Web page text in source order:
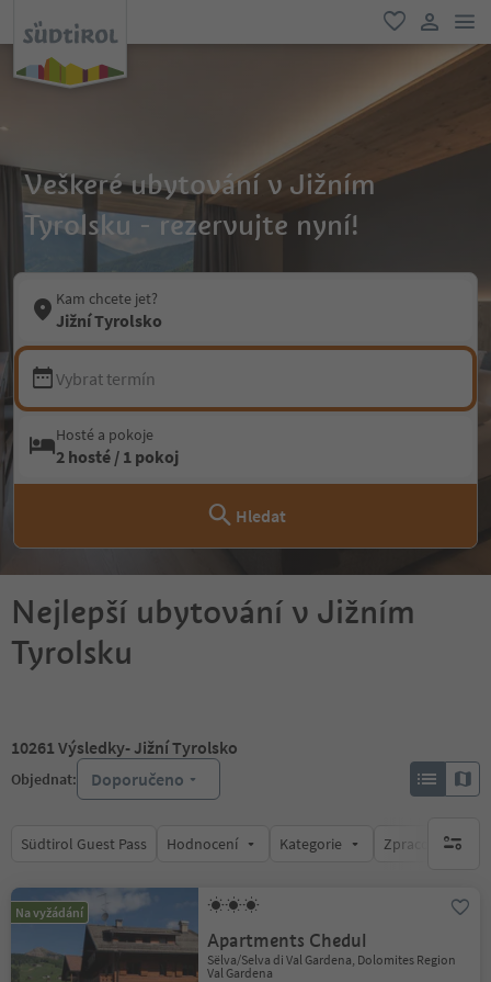
oblíbené
Veškeré ubytování v Jižním
Tyrolsku - rezervujte nyní!
Kam chcete jet?
Jižní Tyrolsko
Vybrat termín
Hosté a pokoje
2 hosté / 1 pokoj
Hledat
Nejlepší ubytování v Jižním
Tyrolsku
10261 Výsledky- Jižní Tyrolsko
Objednat: Doporučeno
Südtirol Guest Pass Hodnocení Kategorie Zpracovávábrak
Na vyžádání
Apartments Chedul
Sëlva/Selva di Val Gardena, Dolomites Region
Val Gardena